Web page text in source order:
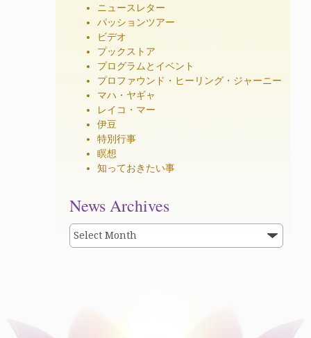
ニュースレター
パッションツアー
ビデオ
プックストア
プログラムとイベント
プロファウンド・ヒーリング・ジャーニー
マハ・ヤギャ
レイコ・マー
伊豆
特別行事
瞑想
知っておきたい事
News Archives